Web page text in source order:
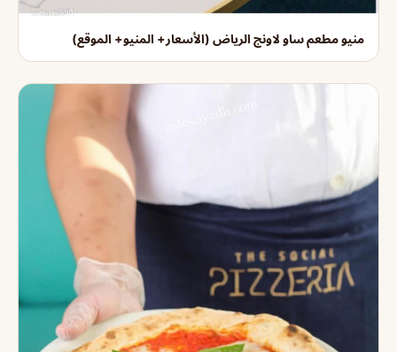
منيو مطعم ساو لاونج الرياض (الأسعار+ المنيو+ الموقع)